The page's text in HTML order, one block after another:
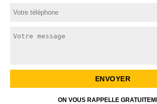
ON VOUS RAPPELLE